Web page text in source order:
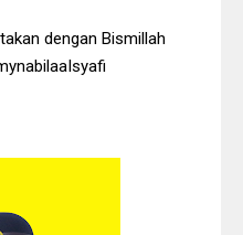
dengan Bismillah